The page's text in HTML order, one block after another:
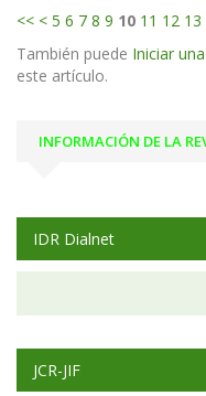
<< < 5 6 7 8 9 10 11 12 13
También puede Iniciar
este artículo.
INFORMACIÓN DE LA
IDR Dialnet
JCR-JIF